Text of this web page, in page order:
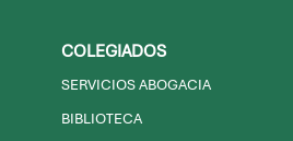
COLEGIADOS
SERVICIOS ABOGACIA
BIBLIOTECA